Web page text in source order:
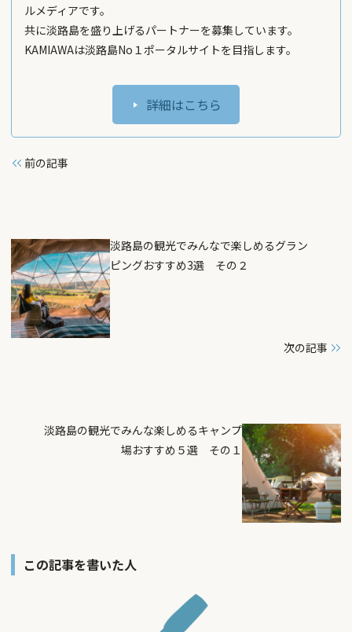
ルメディアです。
共に淡路島を盛り上げるパートナーを募集しています。
KAMIAWAは淡路島No１ポータルサイトを目指します。
詳細はこちら
前の記事
淡路島の観光でみんなで楽しめるグラン
ピングおすすめ3選 その２
次の記事
淡路島の観光でみんな楽しめるキャンプ
場おすすめ５選 その１
この記事を書いた人